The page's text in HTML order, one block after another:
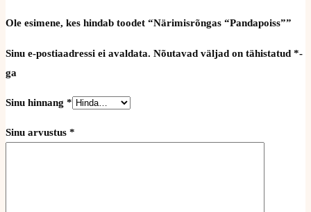
Ole esimene, kes hindab toodet “Närimisrõngas “Pandapoiss””
Sinu e-postiaadressi ei avaldata. Nõutavad väljad on tähistatud *-
ga
Sinu hinnang *
Sinu arvustus *